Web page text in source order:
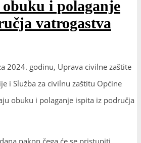
i polaganje
vatrogastva
2024. godinu, Uprava civilne zaštite
i Služba za civilnu zaštitu Općine
obuku i polaganje ispita iz područja
nakon čega će se pristupiti